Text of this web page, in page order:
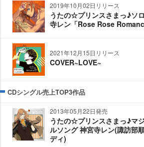
2019年10月02日リリース
うたの☆プリンスさまっ♪ソ
寺レン「Rose Rose
2021年12月15日リリース
COVER~LOVE~
CDシングル売上TOP3作品
2013年05月22日発売
うたの☆プリンスさまっ♪マ
ルソング 神宮寺レン(諏訪部
ディ)